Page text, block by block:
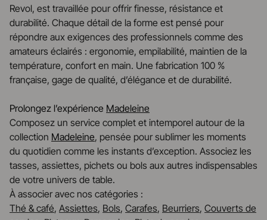
Revol, est travaillée pour offrir finesse, résistance et
durabilité. Chaque détail de la forme est pensé pour
répondre aux exigences des professionnels comme des
amateurs éclairés : ergonomie, empilabilité, maintien de la
température, confort en main. Une fabrication 100 %
française, gage de qualité, d’élégance et de durabilité.
Prolongez l’expérience Madeleine
Composez un service complet et intemporel autour de la
collection Madeleine, pensée pour sublimer les moments
du quotidien comme les instants d’exception. Associez les
tasses, assiettes, pichets ou bols aux autres indispensables
de votre univers de table.
À associer avec nos catégories :
Thé & café, Assiettes, Bols, Carafes, Beurriers, Couverts de